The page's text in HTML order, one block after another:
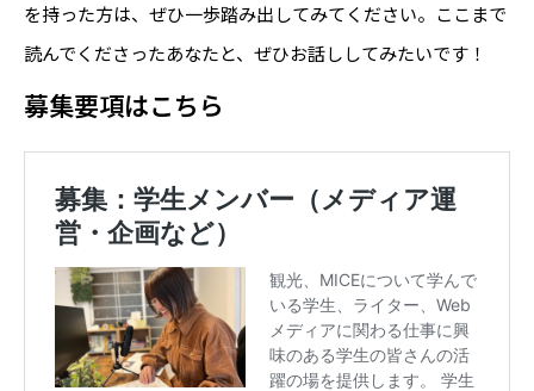
を持った方は、ぜひ一歩踏み出してみてください。ここまで
読んでくださったあなたと、ぜひお話ししてみたいです！
募集要項はこちら